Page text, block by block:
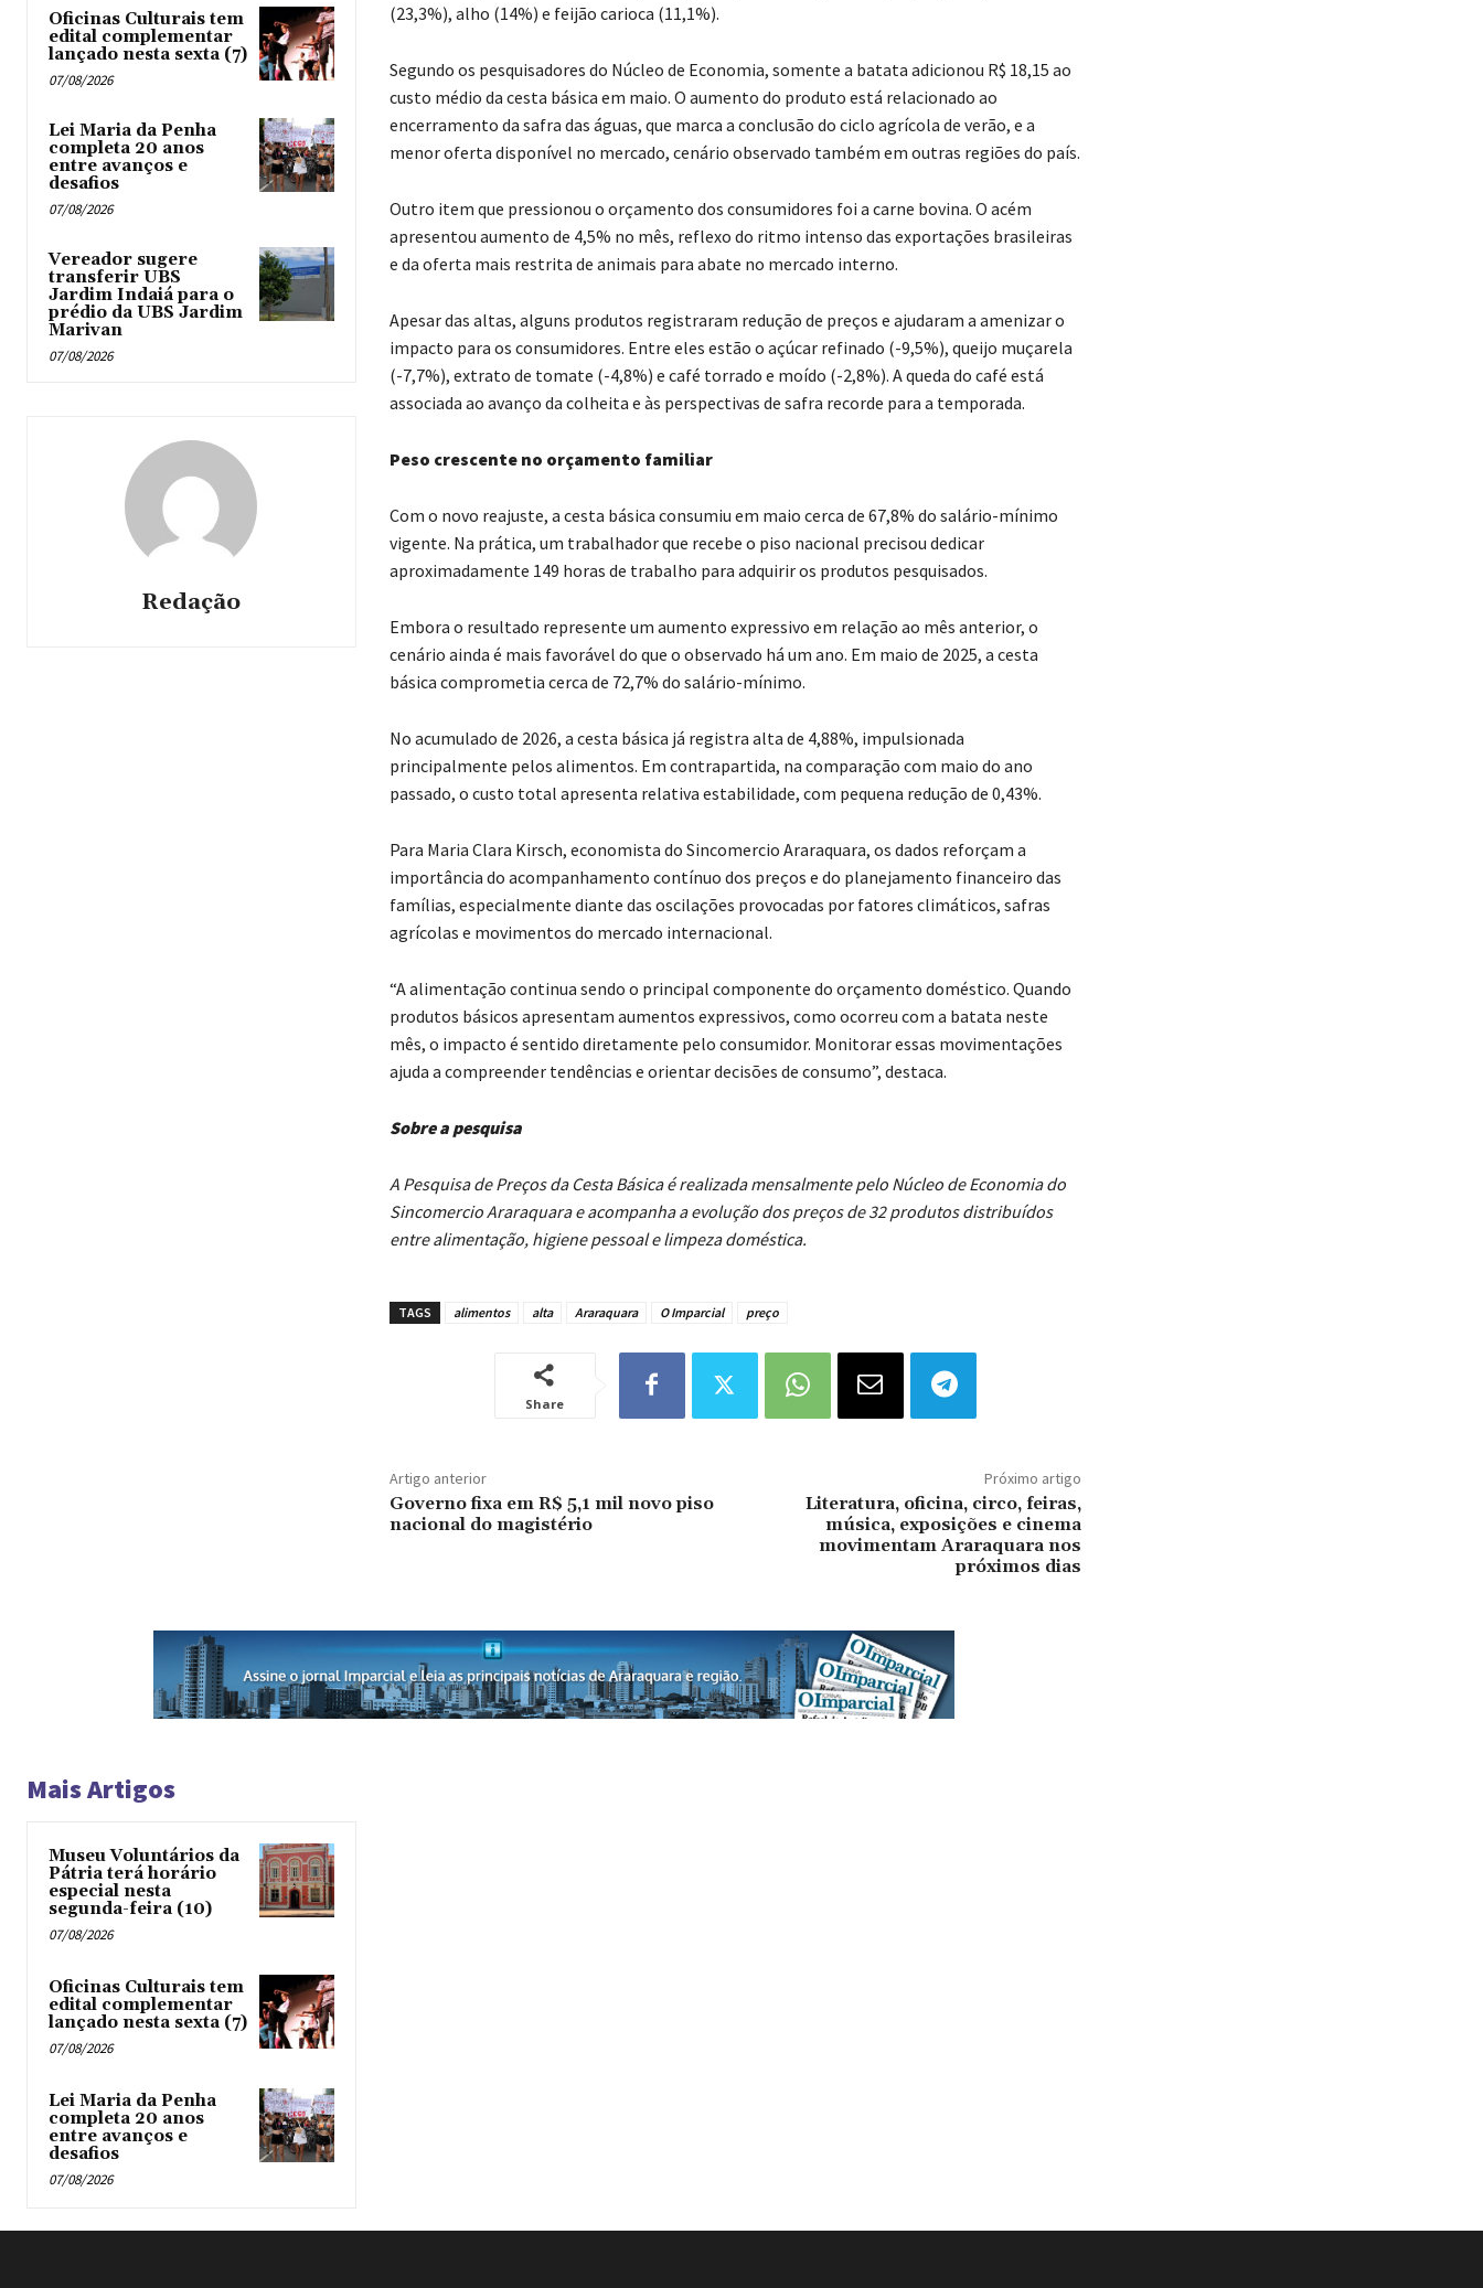
Oficinas Culturais tem
edital complementar
lançado nesta sexta (7)
07/08/2026
Lei Maria da Penha
completa 20 anos
entre avanços e
desafios
07/08/2026
Vereador sugere
transferir UBS
Jardim Indaiá para o
prédio da UBS Jardim
Marivan
07/08/2026
Redação
(23,3%), alho (14%) e feijão carioca (11,1%).
Segundo os pesquisadores do Núcleo de Economia, somente a batata adicionou R$ 18,15 ao
custo médio da cesta básica em maio. O aumento do produto está relacionado ao
encerramento da safra das águas, que marca a conclusão do ciclo agrícola de verão, e a
menor oferta disponível no mercado, cenário observado também em outras regiões do país.
Outro item que pressionou o orçamento dos consumidores foi a carne bovina. O acém
apresentou aumento de 4,5% no mês, reflexo do ritmo intenso das exportações brasileiras
e da oferta mais restrita de animais para abate no mercado interno.
Apesar das altas, alguns produtos registraram redução de preços e ajudaram a amenizar o
impacto para os consumidores. Entre eles estão o açúcar refinado (-9,5%), queijo muçarela
(-7,7%), extrato de tomate (-4,8%) e café torrado e moído (-2,8%). A queda do café está
associada ao avanço da colheita e às perspectivas de safra recorde para a temporada.
Peso crescente no orçamento familiar
Com o novo reajuste, a cesta básica consumiu em maio cerca de 67,8% do salário-mínimo
vigente. Na prática, um trabalhador que recebe o piso nacional precisou dedicar
aproximadamente 149 horas de trabalho para adquirir os produtos pesquisados.
Embora o resultado represente um aumento expressivo em relação ao mês anterior, o
cenário ainda é mais favorável do que o observado há um ano. Em maio de 2025, a cesta
básica comprometia cerca de 72,7% do salário-mínimo.
No acumulado de 2026, a cesta básica já registra alta de 4,88%, impulsionada
principalmente pelos alimentos. Em contrapartida, na comparação com maio do ano
passado, o custo total apresenta relativa estabilidade, com pequena redução de 0,43%.
Para Maria Clara Kirsch, economista do Sincomercio Araraquara, os dados reforçam a
importância do acompanhamento contínuo dos preços e do planejamento financeiro das
famílias, especialmente diante das oscilações provocadas por fatores climáticos, safras
agrícolas e movimentos do mercado internacional.
“A alimentação continua sendo o principal componente do orçamento doméstico. Quando
produtos básicos apresentam aumentos expressivos, como ocorreu com a batata neste
mês, o impacto é sentido diretamente pelo consumidor. Monitorar essas movimentações
ajuda a compreender tendências e orientar decisões de consumo”, destaca.
Sobre a pesquisa
A Pesquisa de Preços da Cesta Básica é realizada mensalmente pelo Núcleo de Economia do
Sincomercio Araraquara e acompanha a evolução dos preços de 32 produtos distribuídos
entre alimentação, higiene pessoal e limpeza doméstica.
TAGS alimentos alta Araraquara O Imparcial preço
Share
Artigo anterior
Governo fixa em R$ 5,1 mil novo piso
nacional do magistério
Próximo artigo
Literatura, oficina, circo, feiras,
música, exposições e cinema
movimentam Araraquara nos
próximos dias
Mais Artigos
Museu Voluntários da
Pátria terá horário
especial nesta
segunda-feira (10)
07/08/2026
Oficinas Culturais tem
edital complementar
lançado nesta sexta (7)
07/08/2026
Lei Maria da Penha
completa 20 anos
entre avanços e
desafios
07/08/2026